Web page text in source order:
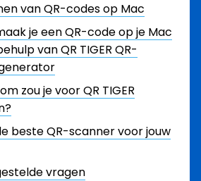
van QR-codes op Mac
je een QR-code op je Mac
van QR TIGER QR-
zou je voor QR TIGER
beste QR-scanner voor jouw
vragen